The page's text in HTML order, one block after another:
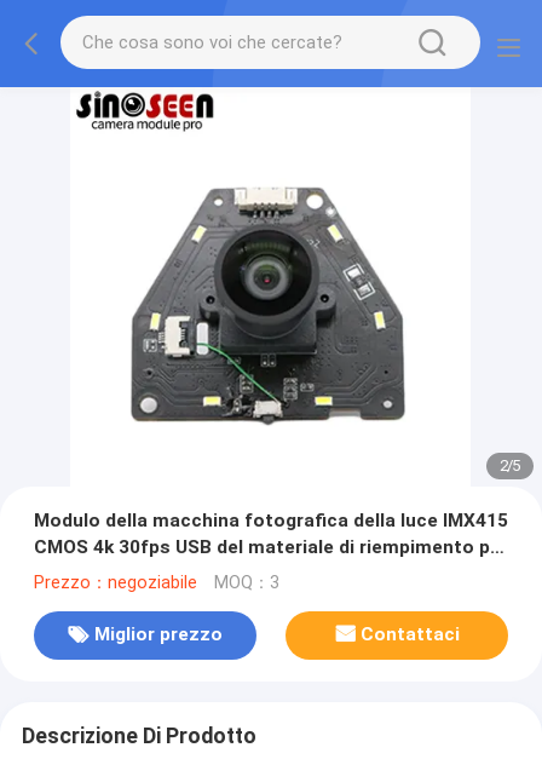
2/5
Modulo della macchina fotografica della luce IMX415
CMOS 4k 30fps USB del materiale di riempimento per
Live Conference
Prezzo：negoziabile MOQ：3
Miglior prezzo Contattaci
Descrizione Di Prodotto